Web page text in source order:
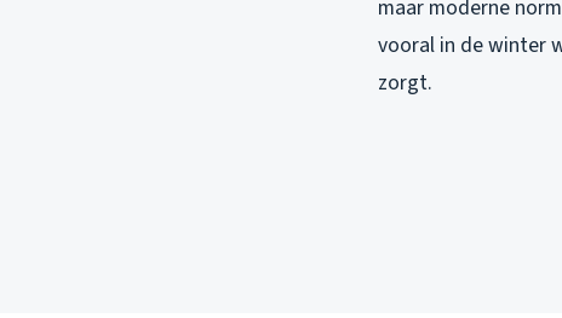
maar moderne
vooral in de winter
zorgt.